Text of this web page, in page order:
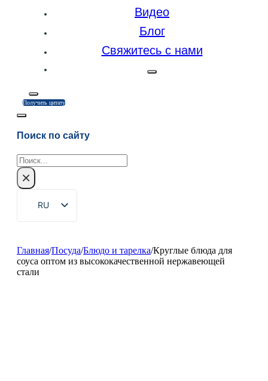
Видео
Блог
Свяжитесь с нами
Получить цитату
Поиск по сайту
Поиск
×
RU
EN
FR
Главная/Посуда/Блюдо и тарелка/Круглые блюда для
соуса оптом из высококачественной нержавеющей
стали